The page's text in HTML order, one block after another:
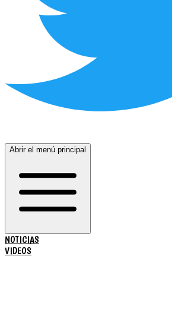
Abrir el menú principal
NOTICIAS
VIDEOS